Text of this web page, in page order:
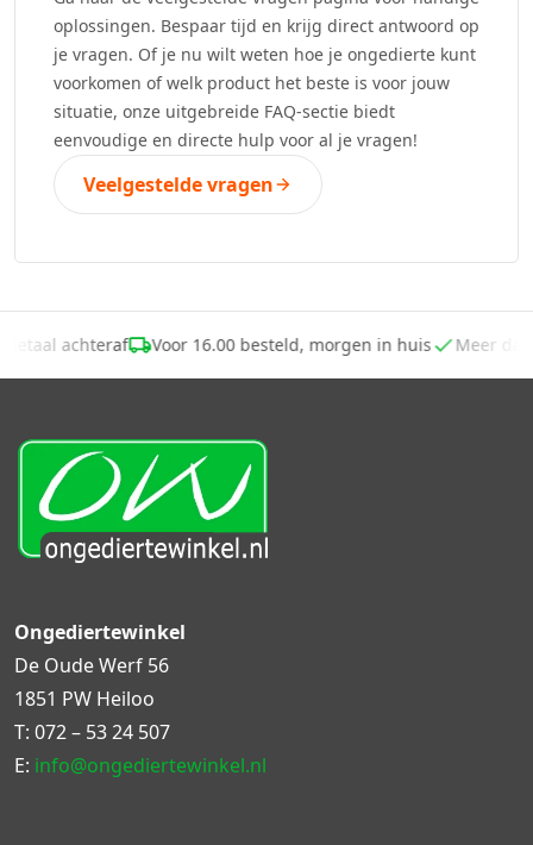
oplossingen. Bespaar tijd en krijg direct antwoord op
je vragen. Of je nu wilt weten hoe je ongedierte kunt
voorkomen of welk product het beste is voor jouw
situatie, onze uitgebreide FAQ-sectie biedt
eenvoudige en directe hulp voor al je vragen!
Veelgestelde vragen
Betaal achteraf Voor 16.00 besteld, morgen in huis Meer
Ongediertewinkel
De Oude Werf 56
1851 PW Heiloo
T: 072 – 53 24 507
E: info@ongediertewinkel.nl